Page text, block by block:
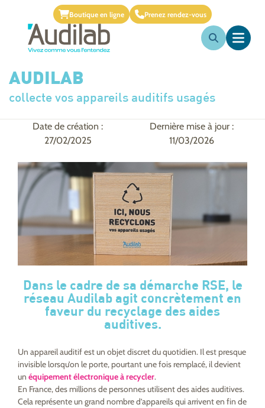
Boutique en ligne Prenez rendez-vous
AUDILAB
collecte vos appareils auditifs usagés
Date de création :
27/02/2025
Dernière mise à jour :
11/03/2026
Dans le cadre de sa démarche RSE, le
réseau Audilab agit concrètement en
faveur du recyclage des aides
auditives.
Un appareil auditif est un objet discret du quotidien. Il est presque
invisible lorsqu’on le porte, pourtant une fois remplacé, il devient
un équipement électronique à recycler.
En France, des millions de personnes utilisent des aides auditives.
Cela représente un grand nombre d’appareils qui arrivent en fin de